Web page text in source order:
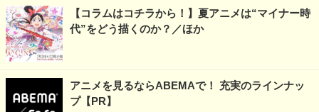
【コラムはコチラから！】夏アニメは“マイナー時
代”をどう描くのか？／ほか
アニメを見るならABEMAで！ 充実のラインナッ
プ【PR】